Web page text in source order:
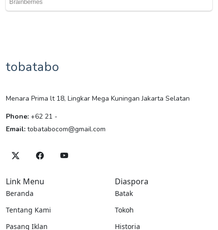
tobatabo
Menara Prima lt 18, Lingkar Mega Kuningan Jakarta Selatan
Phone: +62 21 -
Email: tobatabocom@gmail.com
Link Menu
Beranda
Tentang Kami
Pasang Iklan
Diaspora
Batak
Tokoh
Historia